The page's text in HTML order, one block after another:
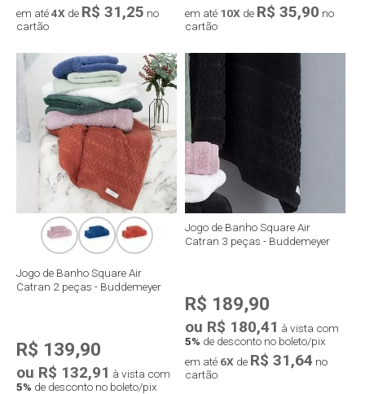
em até4X de R$ 31,25 no
cartão
Compra rápida
em até 10X de R$ 35,90 no
cartão
Compra rápida
Jogo de Banho Square Air
Catran 2 peças - Buddemeyer
R$ 139,90
ou R$ 132,91 à vista com
5% de desconto no boleto/pix
Jogo de Banho Square Air
Catran 3 peças - Buddemeyer
R$ 189,90
ou R$ 180,41 à vista com
5% de desconto no boleto/pix
em até 6X de R$ 31,64 no
cartão